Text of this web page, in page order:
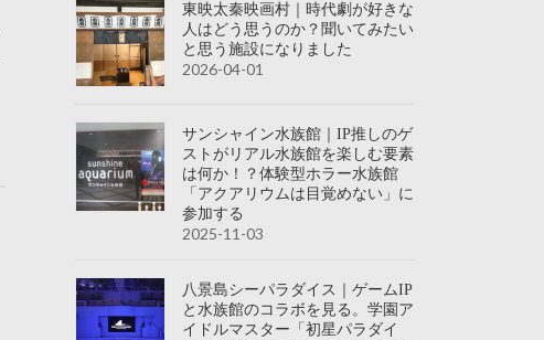
東映太秦映画村｜時代劇が好きな
人はどう思うのか？聞いてみたい
と思う施設になりました
2026-04-01
サンシャイン水族館｜IP推しのゲ
ストがリアル水族館を楽しむ要素
は何か！？体験型ホラー水族館
「アクアリウムは目覚めない」に
参加する
2025-11-03
八景島シーパラダイス｜ゲームIP
と水族館のコラボを見る。学園ア
イドルマスター「初星パラダイ